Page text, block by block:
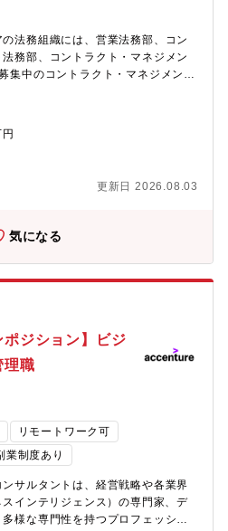
大学・病院など様々な公共機関での
り、業界リーディングポジション
の法務組織には、営業法務部、コン
務部、コントラクト・マネジメン
集中のコントラクト・マネジメント
のレビューや提案活動支援、日々
ポートなどを通じ、商業的なリス
運営がされること及びコンプライ
ています。また、法務部門という
て、契約内容の社内調整や社内外と
。具体的には以下の一部または全
業務詳細】■契約書作成、レビュ
提供・業務提携・調達等の提案
ドバイス（法的観点および社内ポ
ス提供におけるリスク分析に基づ
はじめとした商談提案段階におけ
に入れたリスク管理・低減策の検
クライアント/協力会社等との条件
調整等のサポートまたは実行■プロ
条件の周知や、各管理ルール（文
用ルール等）に関する検討、サポ
の法務リスクの提言プロジェクト
ム運営をする中で発生する課題
く発見・指摘することも含みます
やアドバイス、または対策自体の
ションの魅力】・プロジェクトに
務業務のみならず、リスク管理や
更新日 2026.08.03
気になる
ポジション】ビジ
理職
リモートワーク可
業制度あり
サルタントは、経営戦略や各業界
インテリジェンス）の専門家、デ
様な専門性を持つプロフェッショ